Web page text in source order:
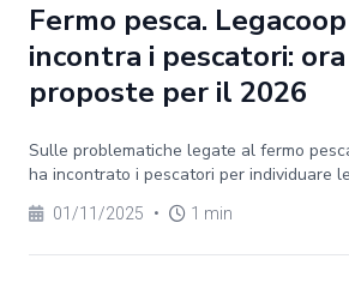
Fermo pesca.
incontra i pescatori:
proposte per il 2026
Sulle problematiche legate al fermo
ha incontrato i pescatori per individuare
01/11/2025 • 1 min